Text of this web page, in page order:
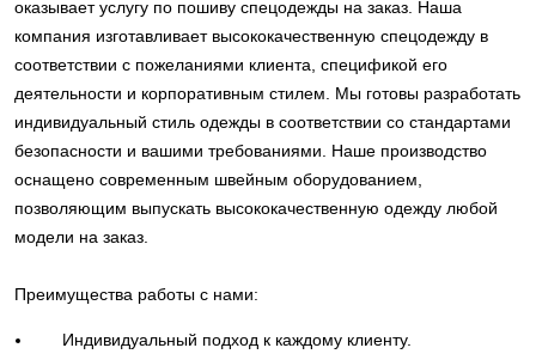
оказывает услугу по пошиву спецодежды на заказ. Наша
компания изготавливает высококачественную спецодежду в
соответствии с пожеланиями клиента, спецификой его
деятельности и корпоративным стилем. Мы готовы разработать
индивидуальный стиль одежды в соответствии со стандартами
безопасности и вашими требованиями. Наше производство
оснащено современным швейным оборудованием,
позволяющим выпускать высококачественную одежду любой
модели на заказ.
Преимущества работы с нами:
Индивидуальный подход к каждому клиенту.